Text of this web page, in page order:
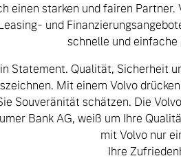
einen starken und fairen
und
schnelle und einfache
Statement. Qualität, Sicherheit
Mit einem Volvo
Souveränität schätzen. Die
Bank AG, weiß um Ihre
mit Volvo nur
Ihre